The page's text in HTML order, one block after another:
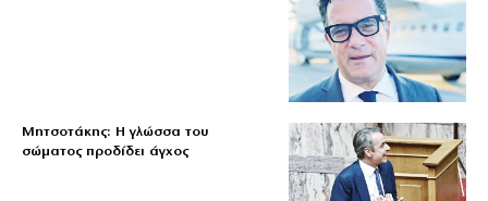
Μητσοτάκης: Η γλώσσα του
σώματος προδίδει άγχος